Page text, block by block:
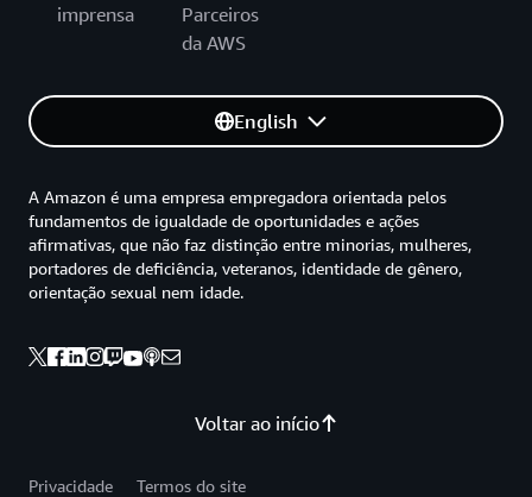
imprensa
Parceiros
da AWS
English
Voltar ao início
A Amazon é uma empresa empregadora orientada pelos
fundamentos de igualdade de oportunidades e ações
afirmativas, que não faz distinção entre minorias, mulheres,
portadores de deficiência, veteranos, identidade de gênero,
orientação sexual nem idade.
Privacidade Termos do site